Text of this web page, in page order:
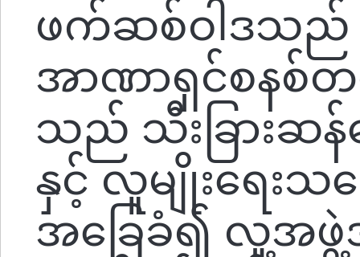
ဖက်ဆစ်ဝါဒသည်
အာဏာရှင်စနစ်တ
သည် သီးခြားဆန်
နှင့် လူမျိုးရေးသ
အခြေခံ၍ လူ့အ